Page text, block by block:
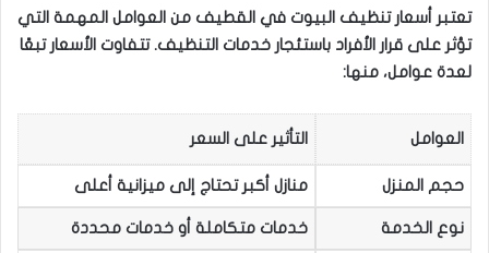
تعتبر أسعار تنظيف البيوت في القطيف من العوامل المهمة التي
تؤثر على قرار الأفراد باستئجار خدمات التنظيف. تتفاوت الأسعار تبعًا
لعدة عوامل، منها:
العوامل التأثير على السعر
حجم المنزل منازل أكبر تحتاج إلى ميزانية أعلى
نوع الخدمة خدمات متكاملة أو خدمات محددة